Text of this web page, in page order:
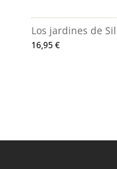
Los jardines de
16,95€